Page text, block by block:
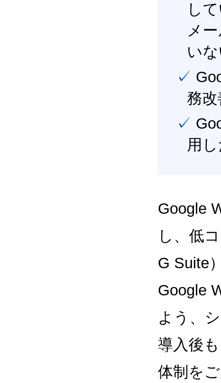
し
メ
い
✓ Google Workspace（旧G Suite） を活用し、業
務
✓ Google Workspace（旧G Suite） を最大限に活
用
Google
し、低
G Suite
Google
よう、
導入後
体制を